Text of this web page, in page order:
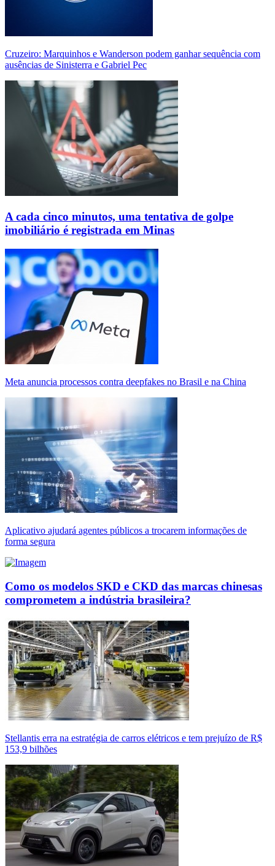
Cruzeiro: Marquinhos e Wanderson podem ganhar sequência com
ausências de Sinisterra e Gabriel Pec
A cada cinco minutos, uma tentativa de golpe
imobiliário é registrada em Minas
Meta anuncia processos contra deepfakes no Brasil e na China
Aplicativo ajudará agentes públicos a trocarem informações de
forma segura
Como os modelos SKD e CKD das marcas chinesas
comprometem a indústria brasileira?
Stellantis erra na estratégia de carros elétricos e tem prejuízo de R$
153,9 bilhões